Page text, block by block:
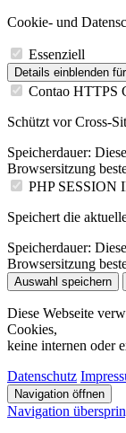
Cookie- und
Essenziell
Details einblenden
Contao HTTPS
Schützt vor Cross-
Speicherdauer:
Browsersitzung
PHP SESSION
Speichert die
Speicherdauer:
Browsersitzung
Auswahl speichern
Diese Webseite
Cookies,
keine internen oder
Datenschutz
Navigation öffnen
Navigation